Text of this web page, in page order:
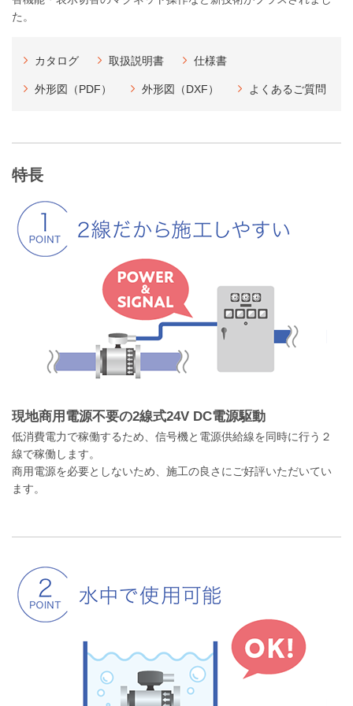
た。
カタログ 取扱説明書 仕様書
外形図（PDF） 外形図（DXF） よくあるご質問
特長
現地商用電源不要の2線式24V DC電源駆動
低消費電力で稼働するため、信号機と電源供給線を同時に行う２
線で稼働します。
商用電源を必要としないため、施工の良さにご好評いただいてい
ます。